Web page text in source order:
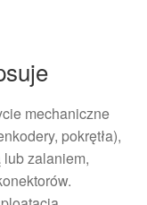
mechaniczne
pokrętła),
zalaniem,